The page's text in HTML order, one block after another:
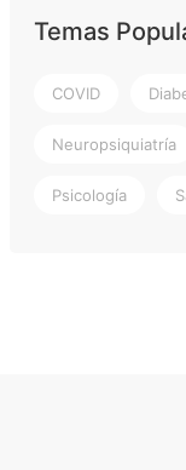
Temas
COVID
Neuropsiquiatría
Psicología